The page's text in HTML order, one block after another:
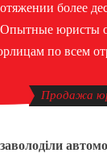
более
Опытные юристы
по всем
Продажа